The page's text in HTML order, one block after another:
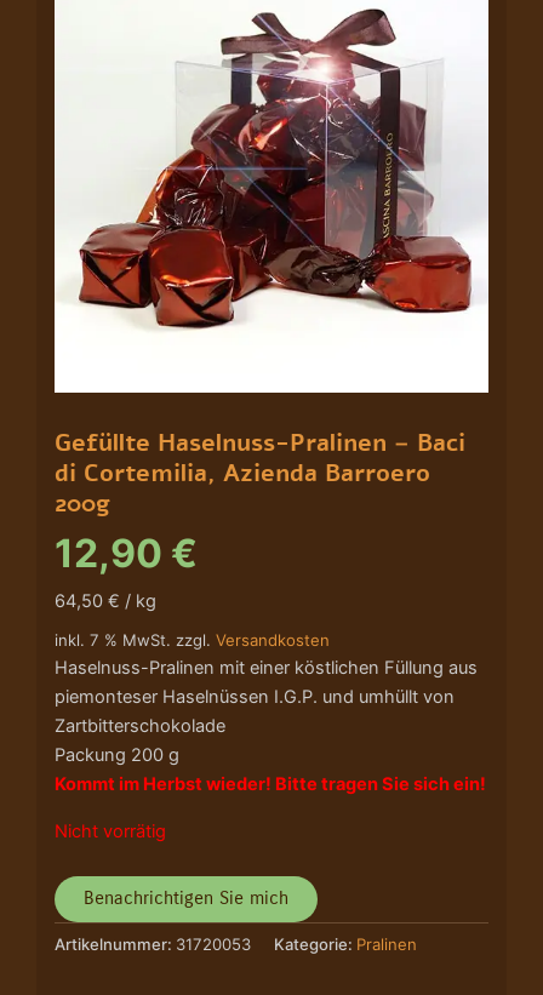
Gefüllte Haselnuss-Pralinen – Baci
di Cortemilia, Azienda Barroero
200g
12,90 €
64,50 € / kg
inkl. 7 % MwSt. zzgl. Versandkosten
Haselnuss-Pralinen mit einer köstlichen Füllung aus
piemonteser Haselnüssen I.G.P. und umhüllt von
Zartbitterschokolade
Packung 200 g
Kommt im Herbst wieder! Bitte tragen Sie sich ein!
Nicht vorrätig
Artikelnummer: 31720053 Kategorie: Pralinen